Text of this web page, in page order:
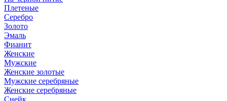
Плетеные
Серебро
Золото
Эмаль
Фианит
Женские
Мужские
Женские золотые
Мужские серебряные
Женские серебряные
Снейк